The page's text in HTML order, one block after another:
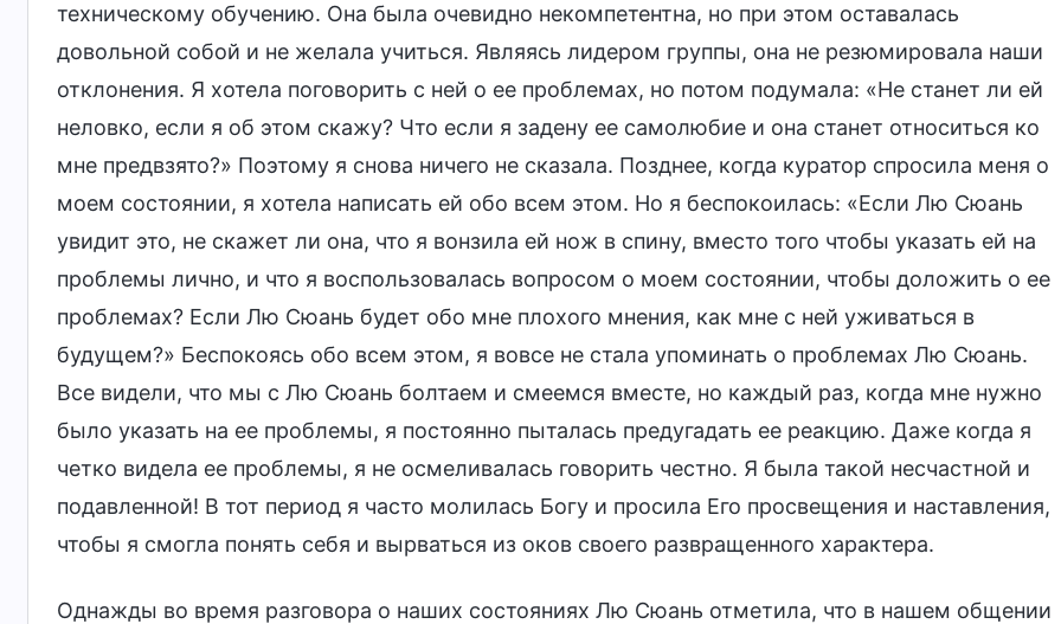
техническому обучению. Она была очевидно некомпетентна, но при этом оставалась
довольной собой и не желала учиться. Являясь лидером группы, она не резюмировала наши
отклонения. Я хотела поговорить с ней о ее проблемах, но потом подумала: «Не станет ли ей
неловко, если я об этом скажу? Что если я задену ее самолюбие и она станет относиться ко
мне предвзято?» Поэтому я снова ничего не сказала. Позднее, когда куратор спросила меня о
моем состоянии, я хотела написать ей обо всем этом. Но я беспокоилась: «Если Лю Сюань
увидит это, не скажет ли она, что я вонзила ей нож в спину, вместо того чтобы указать ей на
проблемы лично, и что я воспользовалась вопросом о моем состоянии, чтобы доложить о ее
проблемах? Если Лю Сюань будет обо мне плохого мнения, как мне с ней уживаться в
будущем?» Беспокоясь обо всем этом, я вовсе не стала упоминать о проблемах Лю Сюань.
Все видели, что мы с Лю Сюань болтаем и смеемся вместе, но каждый раз, когда мне нужно
было указать на ее проблемы, я постоянно пыталась предугадать ее реакцию. Даже когда я
четко видела ее проблемы, я не осмеливалась говорить честно. Я была такой несчастной и
подавленной! В тот период я часто молилась Богу и просила Его просвещения и наставления,
чтобы я смогла понять себя и вырваться из оков своего развращенного характера.
Однажды во время разговора о наших состояниях Лю Сюань отметила, что в нашем общении